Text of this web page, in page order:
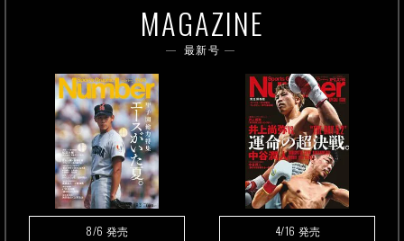
MAGAZINE
最新号
8/6 発売 4/16 発売